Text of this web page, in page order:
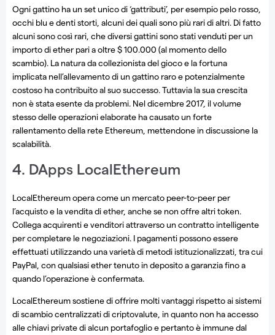
Ogni gattino ha un set unico di ‘gattributi’, per esempio pelo rosso,
occhi blu e denti storti, alcuni dei quali sono più rari di altri. Di fatto
alcuni sono così rari, che diversi gattini sono stati venduti per un
importo di ether pari a oltre $ 100.000 (al momento dello
scambio). La natura da collezionista del gioco e la fortuna
implicata nell’allevamento di un gattino raro e potenzialmente
costoso ha contribuito al suo successo. Tuttavia la sua crescita
non è stata esente da problemi. Nel dicembre 2017, il volume
stesso delle operazioni elaborate ha causato un forte
rallentamento della rete Ethereum, mettendone in discussione la
scalabilità.
4. DApps LocalEthereum
LocalEthereum opera come un mercato peer-to-peer per
l’acquisto e la vendita di ether, anche se non offre altri token.
Collega acquirenti e venditori attraverso un contratto intelligente
per completare le negoziazioni. I pagamenti possono essere
effettuati utilizzando una varietà di metodi istituzionalizzati, tra cui
PayPal, con qualsiasi ether tenuto in deposito a garanzia fino a
quando l’operazione è confermata.
LocalEthereum sostiene di offrire molti vantaggi rispetto ai sistemi
di scambio centralizzati di criptovalute, in quanto non ha accesso
alle chiavi private di alcun portafoglio e pertanto è immune dal